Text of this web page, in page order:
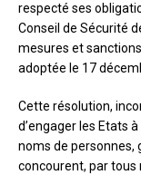
respecté ses
Conseil de Sécurité
mesures et
adoptée le 17
Cette résolution,
d’engager les Etats
noms de personnes,
concourent, par tous